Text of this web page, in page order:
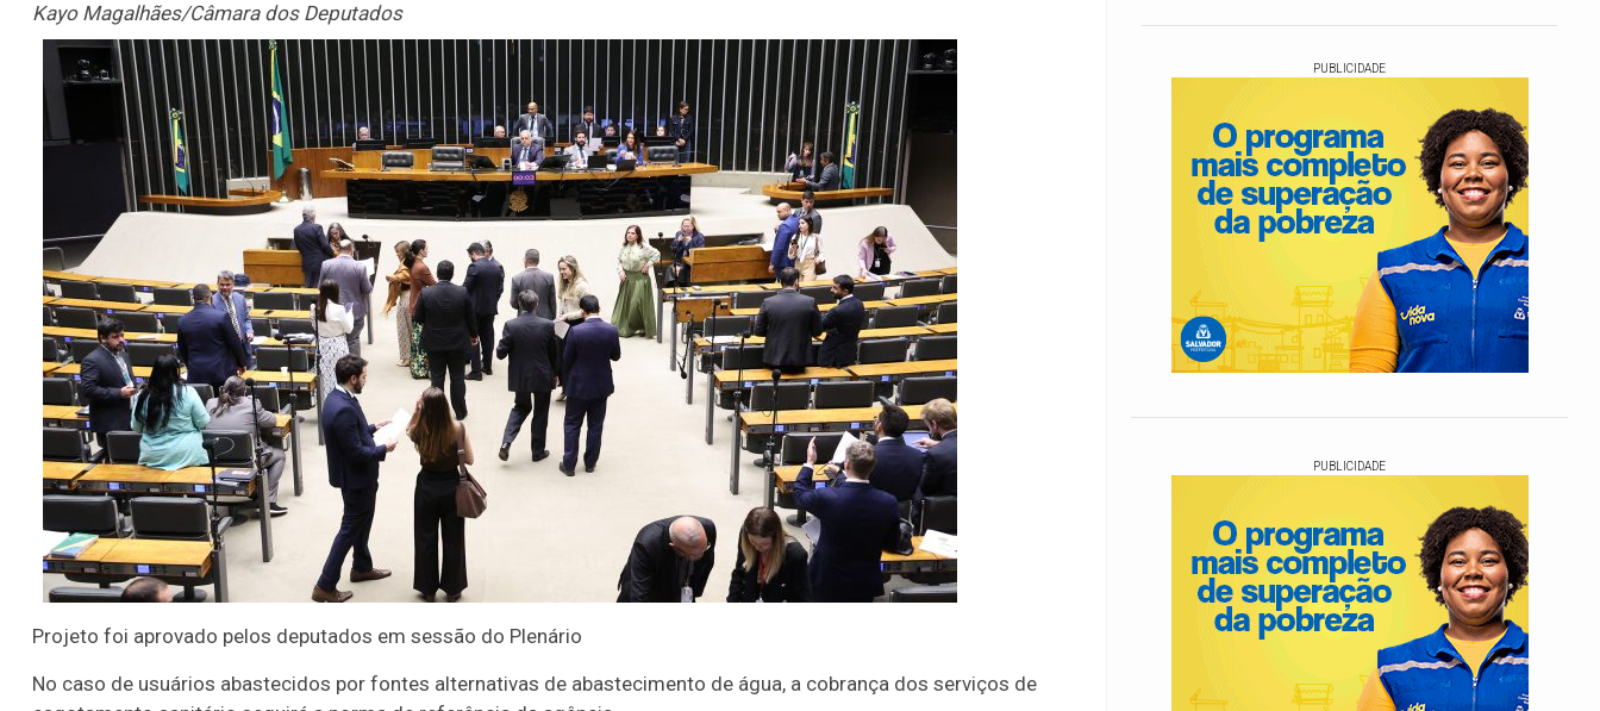
Kayo Magalhães/Câmara dos Deputados
Projeto foi aprovado pelos deputados em sessão do Plenário
No caso de usuários abastecidos por fontes alternativas de abastecimento de água, a cobrança dos serviços de
PUBLICIDADE
PUBLICIDADE